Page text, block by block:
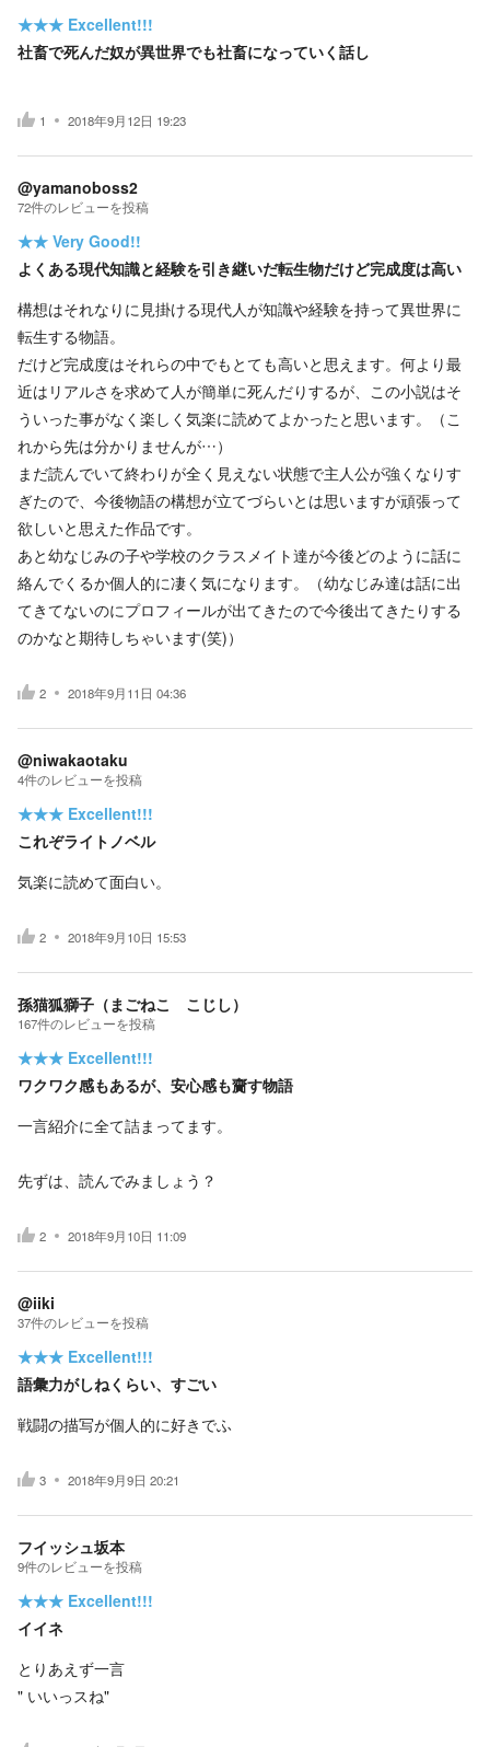
★★★ Excellent!!!
社畜で死んだ奴が異世界でも社畜になっていく話し
1 2018年9月12日 19:23
@yamanoboss2
72件のレビューを投稿
★★ Very Good!!
よくある現代知識と経験を引き継いだ転生物だけど完成度は高い
構想はそれなりに見掛ける現代人が知識や経験を持って異世界に
転生する物語。
だけど完成度はそれらの中でもとても高いと思えます。何より最
近はリアルさを求めて人が簡単に死んだりするが、この小説はそ
ういった事がなく楽しく気楽に読めてよかったと思います。（こ
れから先は分かりませんが…）
まだ読んでいて終わりが全く見えない状態で主人公が強くなりす
ぎたので、今後物語の構想が立てづらいとは思いますが頑張って
欲しいと思えた作品です。
あと幼なじみの子や学校のクラスメイト達が今後どのように話に
絡んでくるか個人的に凄く気になります。（幼なじみ達は話に出
てきてないのにプロフィールが出てきたので今後出てきたりする
のかなと期待しちゃいます(笑)）
2 2018年9月11日 04:36
@niwakaotaku
4件のレビューを投稿
★★★ Excellent!!!
これぞライトノベル
気楽に読めて面白い。
2 2018年9月10日 15:53
孫猫狐獅子（まごねこ こじし）
167件のレビューを投稿
★★★ Excellent!!!
ワクワク感もあるが、安心感も齎す物語
一言紹介に全て詰まってます。
先ずは、読んでみましょう？
2 2018年9月10日 11:09
@iiki
37件のレビューを投稿
★★★ Excellent!!!
語彙力がしねくらい、すごい
戦闘の描写が個人的に好きでふ
3 2018年9月9日 20:21
フイッシュ坂本
9件のレビューを投稿
★★★ Excellent!!!
イイネ
とりあえず一言
" いいっスね"